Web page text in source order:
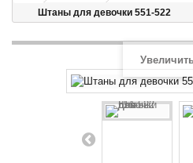
Штаны для девочки 551-522